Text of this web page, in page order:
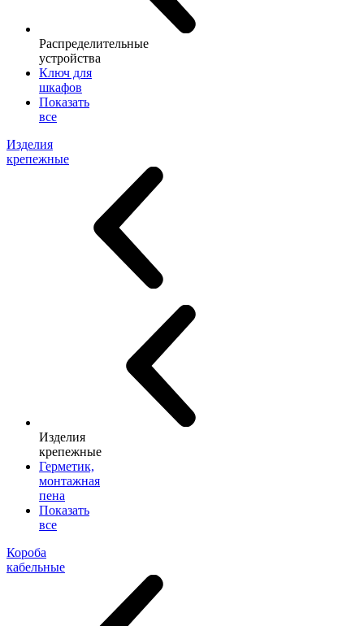
Распределительные
устройства
Ключ для
шкафов
Показать
все
Изделия
крепежные
Изделия
крепежные
Герметик,
монтажная
пена
Показать
все
Короба
кабельные